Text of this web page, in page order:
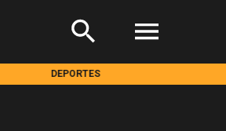
DEPORTES